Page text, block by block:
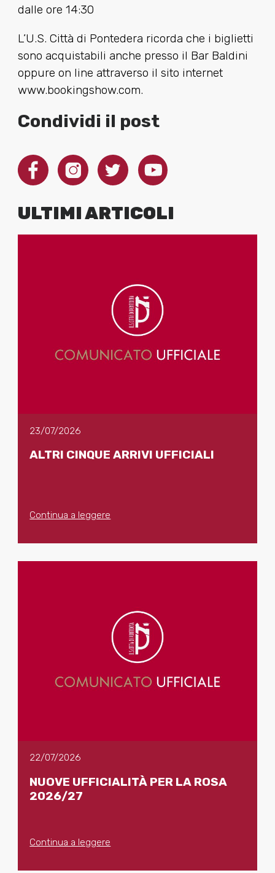
dalle ore 14:30
L’U.S. Città di Pontedera ricorda che i biglietti
sono acquistabili anche presso il Bar Baldini
oppure on line attraverso il sito internet
www.bookingshow.com.
Condividi il post
ULTIMI ARTICOLI
23/07/2026
ALTRI CINQUE ARRIVI UFFICIALI
Continua a leggere
22/07/2026
NUOVE UFFICIALITÀ PER LA ROSA
2026/27
Continua a leggere